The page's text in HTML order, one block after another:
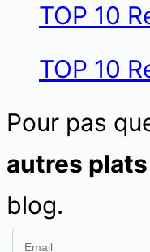
TOP 10
TOP 10
Pour pas
autres
blog.